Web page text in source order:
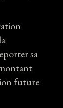
sa
future